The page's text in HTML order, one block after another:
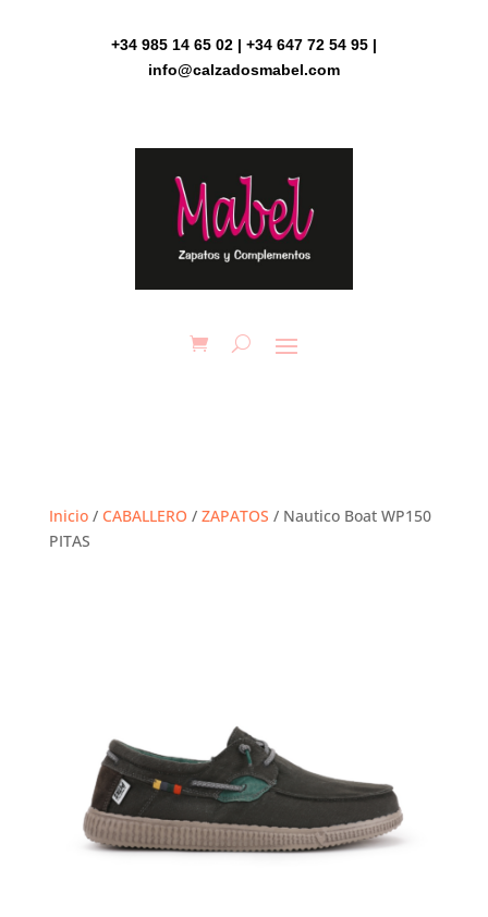
+34 985 14 65 02 | +34 647 72 54 95 |
info@calzadosmabel.com
Inicio/ CABALLERO / ZAPATOS / Nautico Boat WP150
PITAS